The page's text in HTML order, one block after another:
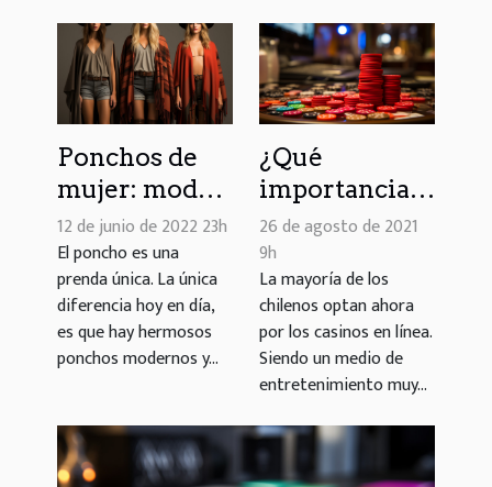
Ponchos de
mujer: moda
retro siempre
en tendencia
para
cualquier
temporada
12 de junio de 2022 23h
El poncho es una
prenda única. La única
diferencia hoy en día,
es que hay hermosos
ponchos modernos y...
¿Qué
importancia
tienen los
casinos
online
chilenos?
26 de agosto de 2021
9h
La mayoría de los
chilenos optan ahora
por los casinos en línea.
Siendo un medio de
entretenimiento muy...